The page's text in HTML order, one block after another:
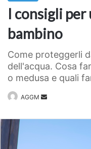
I consigli per
bambino
Come proteggerli
dell'acqua. Cosa
o medusa e quali
AGGM
Invia